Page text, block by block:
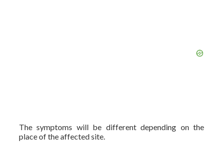
The symptoms will be different depending on the
place of the affected site.